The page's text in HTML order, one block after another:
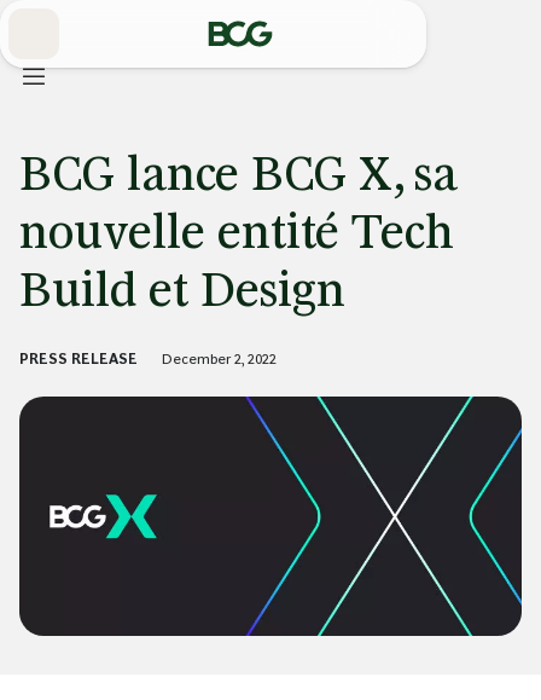
Main
BCG lance BCG X, sa
nouvelle entité Tech
Build et Design
PRESS RELEASE December 2, 2022